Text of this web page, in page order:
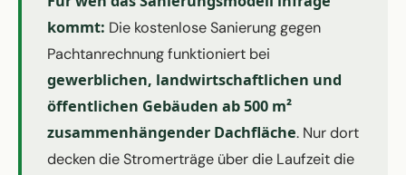
kommt: Die kostenlose Sanierung gegen
Pachtanrechnung funktioniert bei
gewerblichen, landwirtschaftlichen und
öffentlichen Gebäuden ab 500 m²
zusammenhängender Dachfläche. Nur dort
decken die Stromerträge über die Laufzeit die